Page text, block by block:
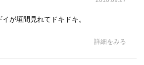
が垣間見れてドキドキ。
詳細をみる